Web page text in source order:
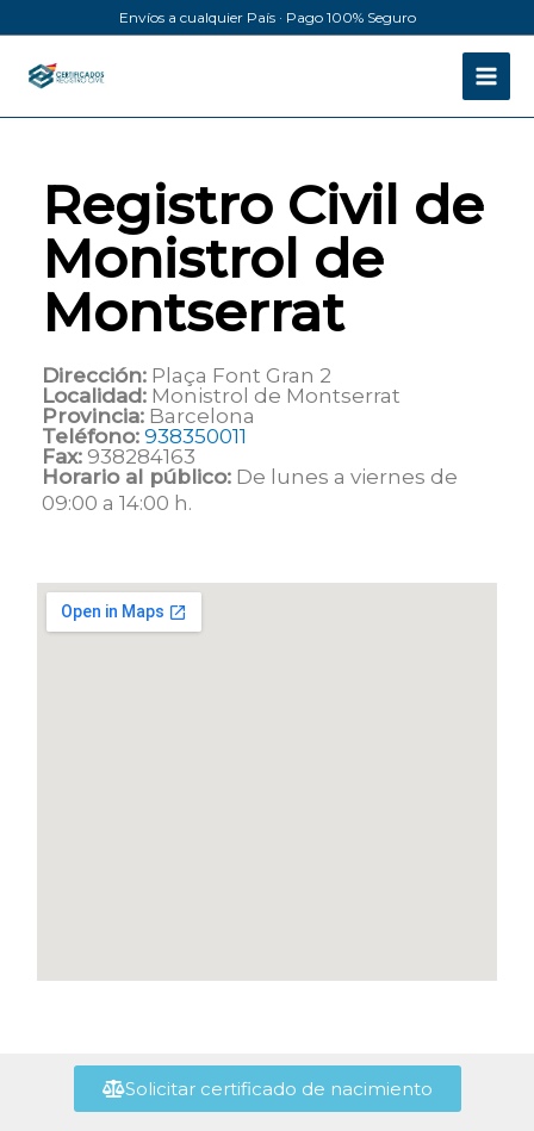
al
contenido
Envíos a cualquier País · Pago 100% Seguro
Registro Civil de
Monistrol de
Montserrat
Dirección: Plaça Font Gran 2
Localidad: Monistrol de Montserrat
Provincia: Barcelona
Teléfono: 938350011
Fax: 938284163
Horario al público: De lunes a viernes de
09:00 a 14:00 h.
Solicitar certificado de nacimiento